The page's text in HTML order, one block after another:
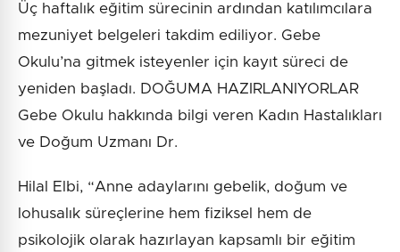
Üç haftalık eğitim sürecinin ardından katılımcılara
mezuniyet belgeleri takdim ediliyor. Gebe
Okulu’na gitmek isteyenler için kayıt süreci de
yeniden başladı. DOĞUMA HAZIRLANIYORLAR
Gebe Okulu hakkında bilgi veren Kadın Hastalıkları
ve Doğum Uzmanı Dr.
Hilal Elbi, “Anne adaylarını gebelik, doğum ve
lohusalık süreçlerine hem fiziksel hem de
psikolojik olarak hazırlayan kapsamlı bir eğitim